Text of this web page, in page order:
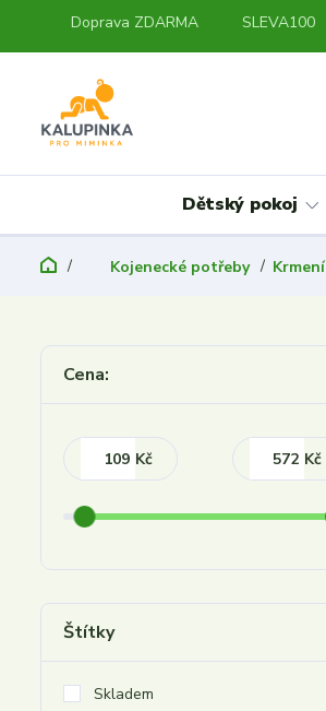
Doprava ZDARMA SLEVA100
Dětský pokoj
Kojenecké potřeby Krmení
Cena:
Kč Kč
Štítky
Skladem